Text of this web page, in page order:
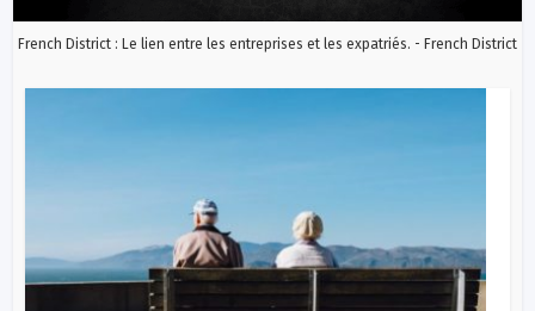
French District : Le lien entre les entreprises et les expatriés. - French District